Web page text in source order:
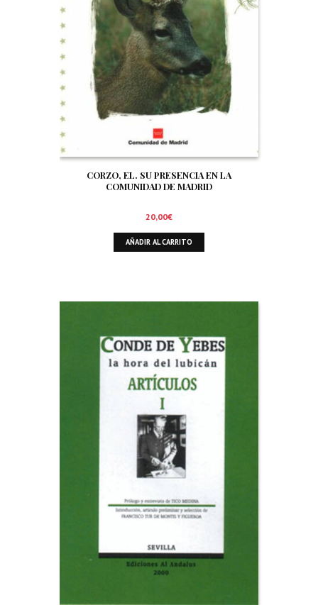
CORZO, EL. SU PRESENCIA EN LA
COMUNIDAD DE MADRID
20,00€
AÑADIR AL CARRITO